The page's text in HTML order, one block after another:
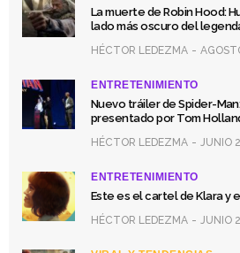
La muerte de Robin Hood:
lado más oscuro del
HÉCTOR LEDEZMA
ENTRETENIMIENTO
Nuevo tráiler de Spider-
presentado por Tom
HÉCTOR LEDEZMA JUNIO
ENTRETENIMIENTO
Este es el cartel de Klara y
HÉCTOR LEDEZMA JUNIO